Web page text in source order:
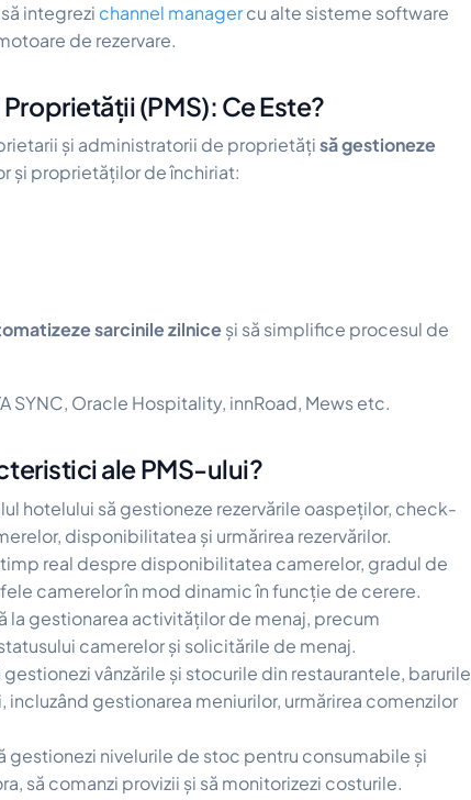
integrezi channel managercu alte sisteme software
de rezervare.
(PMS): Ce Este?
și administratorii de proprietățisă gestioneze
și proprietăților de închiriat:
sarcinile zilnice și să simplifice procesul de
SYNC, Oracle Hospitality, innRoad, Mews etc.
ale PMS-ului?
hotelului să gestioneze rezervările oaspeților, check-
disponibilitatea și urmărirea rezervărilor.
real despre disponibilitatea camerelor, gradul de
camerelor în mod dinamic în funcție de cerere.
la gestionarea activităților de menaj, precum
camerelor și solicitările de menaj.
vânzările și stocurile din restaurantele, barurile
incluzând gestionarea meniurilor, urmărirea comenzilor
gestionezi nivelurile de stoc pentru consumabile și
să comanzi provizii și să monitorizezi costurile.